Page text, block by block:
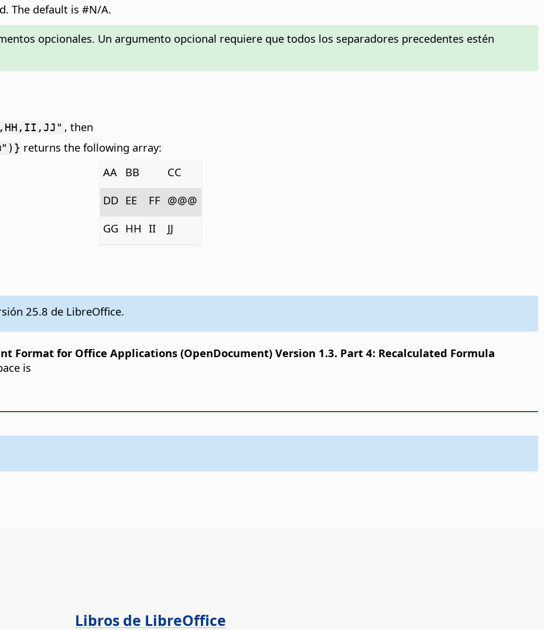
The default is #N/A.
opcionales. Un argumento opcional requiere que todos los separadores precedentes estén
, then
returns the following array:
AA BB
CC
DD EE FF @@@
GG HH II JJ
25.8 de LibreOffice.
Format for Office Applications (OpenDocument) Version 1.3. Part 4: Recalculated Formula
is
Libros de LibreOffice